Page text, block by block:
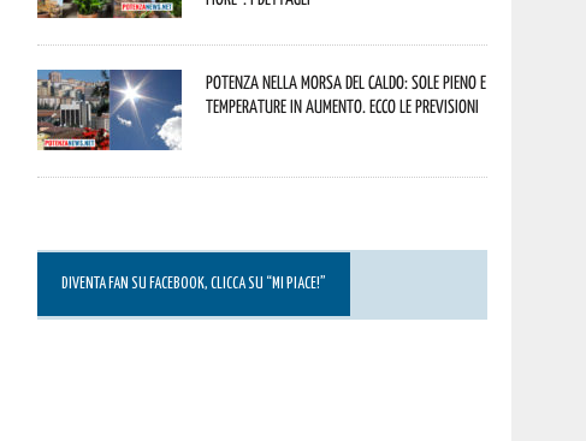
Potenza nella morsa del caldo: sole pieno e
temperature in aumento. Ecco le previsioni
DIVENTA FAN SU FACEBOOK, CLICCA SU “MI PIACE!”